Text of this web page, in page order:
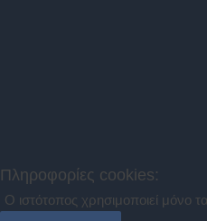
Πληροφορίες cookies:
Ο ιστότοπος χρησιμοποιεί μόνο